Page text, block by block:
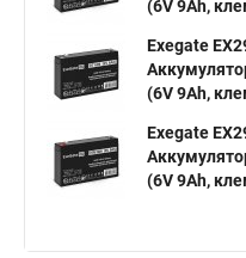
(6V 9Ah,
Exegate
(6V 9Ah,
Exegate
(6V 9Ah,